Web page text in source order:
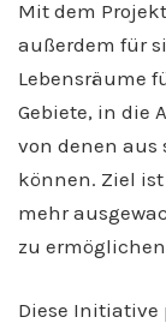
Mit dem
außerdem für
Lebensräume
Gebiete, in die
von denen aus
können. Ziel
mehr
zu
Diese Initiative